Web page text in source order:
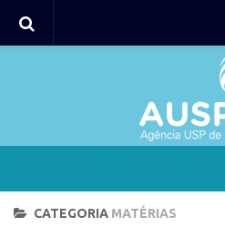
Polos
Polo Capital
Agency
CATEGORIA MATÉRIAS